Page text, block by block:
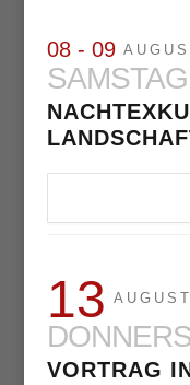
08 - 09
SAMSTAG
13 AUGUST
VORTRAG